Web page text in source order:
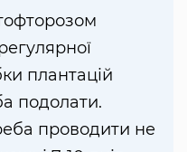
плантацій
подолати.
проводити не